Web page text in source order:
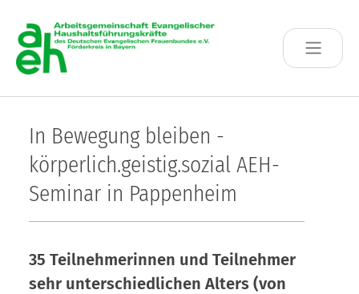
In Bewegung bleiben -
körperlich.geistig.sozial AEH-
Seminar in Pappenheim
35 Teilnehmerinnen und Teilnehmer
sehr unterschiedlichen Alters (von